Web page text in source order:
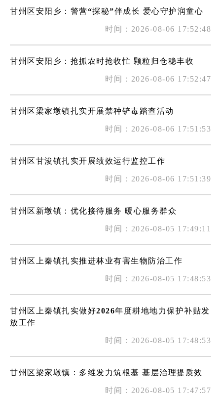
甘州区安阳乡：警营“探秘”伴成长 爱心守护润童心
时间：2026-08-06 17:52:48
甘州区安阳乡：抢抓农时抢收忙 颗粒归仓稳丰收
时间：2026-08-06 17:52:47
甘州区梁家墩镇扎实开展禁种铲毒踏查活动
时间：2026-08-06 17:51:53
甘州区甘浚镇扎实开展绩效运行监控工作
时间：2026-08-06 17:51:39
甘州区新墩镇：优化接待服务 暖心服务群众
时间：2026-08-05 17:49:11
甘州区上秦镇扎实推进林业有害生物防治工作
时间：2026-08-05 17:48:53
甘州区上秦镇扎实做好2026年度耕地地力保护补贴发
放工作
时间：2026-08-05 17:48:53
甘州区梁家墩镇：多维发力筑根基 基层治理提质效
时间：2026-08-05 17:47:57